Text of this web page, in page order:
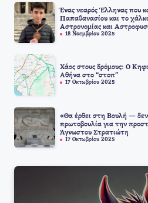
Ένας νεαρός Έλληνας που
Παπαθανασίου και το
Αστρονομίας και
18 Νοεμβρίου 2025
Χάος στους δρόμους: Ο
Αθήνα στο “στοπ”
17 Οκτωβρίου 2025
«Θα έρθει στη Βουλή — δεν
πρωτοβουλία για την
Άγνωστου Στρατιώτη
17 Οκτωβρίου 2025